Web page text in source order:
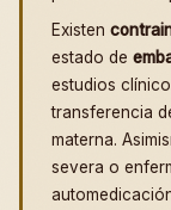
Existen
estado de
estudios
transferencia
materna.
severa o